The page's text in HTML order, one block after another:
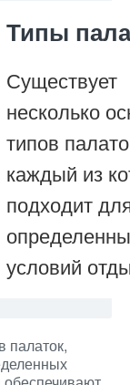
Типы
Существует
несколько
типов
каждый из
подходит
условий
палаток,